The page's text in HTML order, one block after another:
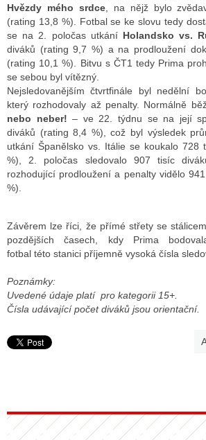
Hvězdy mého srdce, na nějž bylo
(rating 13,8 %). Fotbal se ke slovu tedy
se na 2. poločas utkání Holandsko vs.
diváků (rating 9,7 %) a na prodloužení
(rating 10,1 %). Bitvu s ČT1 tedy Prima
se sebou byl vítězný.
Nejsledovanějším čtvrtfinále byl nedělní
který rozhodovaly až penalty. Normálně
nebo neber! – ve 22. týdnu se na její
diváků (rating 8,4 %), což byl výsledek
utkání Španělsko vs. Itálie se koukalo 728
%), 2. poločas sledovalo 907 tisíc
rozhodující prodloužení a penalty vidělo
%).
Závěrem lze říci, že přímé střety se
pozdějších časech, kdy Prima
fotbal této stanici příjemně vysoká čísla
Poznámky:
Uvedené údaje platí pro kategorii 15+.
Čísla udávající počet diváků jsou orientační.